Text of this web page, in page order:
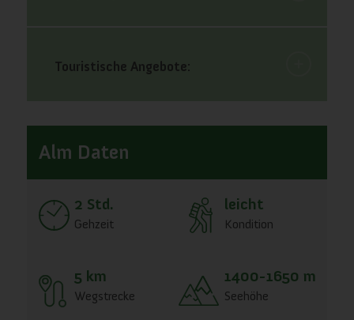
Touristische Angebote:
Alm Daten
2 Std.
Gehzeit
leicht
Kondition
5 km
Wegstrecke
1400-1650 m
Seehöhe